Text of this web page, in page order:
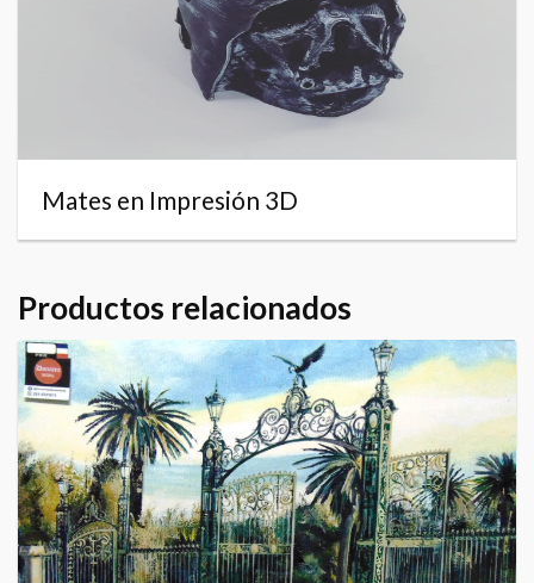
Mates en Impresión 3D
Productos relacionados